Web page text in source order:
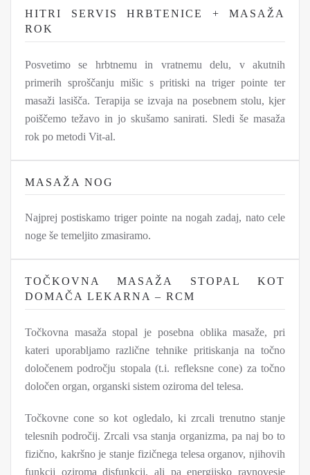
HITRI SERVIS HRBTENICE + MASAŽA
ROK
Posvetimo se hrbtnemu in vratnemu delu, v akutnih
primerih sproščanju mišic s pritiski na triger pointe ter
masaži lasišča. Terapija se izvaja na posebnem stolu, kjer
poiščemo težavo in jo skušamo sanirati. Sledi še masaža
rok po metodi Vit-al.
MASAŽA NOG
Najprej postiskamo triger pointe na nogah zadaj, nato cele
noge še temeljito zmasiramo.
TOČKOVNA MASAŽA STOPAL KOT
DOMAČA LEKARNA – RCM
Točkovna masaža stopal je posebna oblika masaže, pri
kateri uporabljamo različne tehnike pritiskanja na točno
določenem področju stopala (t.i. refleksne cone) za točno
določen organ, organski sistem oziroma del telesa.
Točkovne cone so kot ogledalo, ki zrcali trenutno stanje
telesnih področij. Zrcali vsa stanja organizma, pa naj bo to
fizično, kakršno je stanje fizičnega telesa organov, njihovih
funkcij oziroma disfunkcij, ali pa energijsko ravnovesje